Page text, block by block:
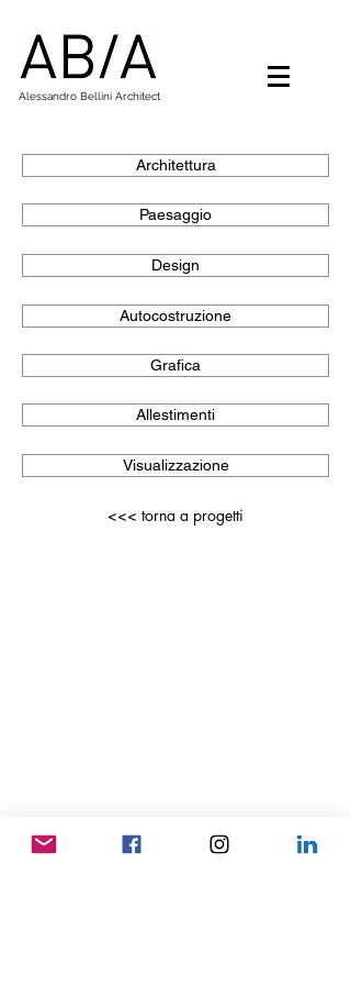
Alessandro Bellini Architect
Architettura
Paesaggio
Design
Autocostruzione
Grafica
Allestimenti
Visualizzazione
<<< torna a progetti